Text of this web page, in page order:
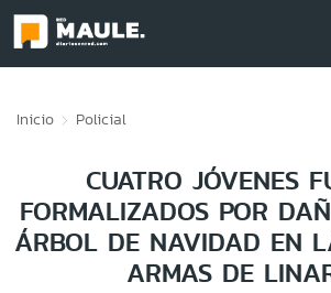
Inicio Policial
CUATRO JÓVENES
FORMALIZADOS POR
ÁRBOL DE NAVIDAD EN
ARMAS DE